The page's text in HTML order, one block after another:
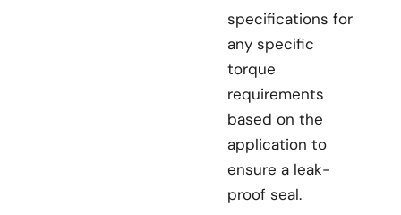
specifications for
any specific
torque
requirements
based on the
application to
ensure a leak-
proof seal.